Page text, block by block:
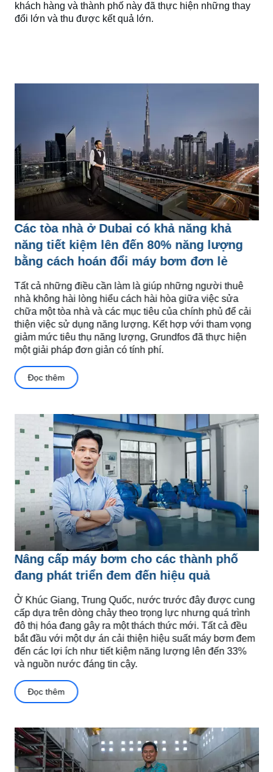
khách hàng và thành phố này đã thực hiện những thay
đổi lớn và thu được kết quả lớn.
Các tòa nhà ở Dubai có khả năng khả
năng tiết kiệm lên đến 80% năng lượng
bằng cách hoán đổi máy bơm đơn lẻ
Tất cả những điều cần làm là giúp những người thuê
nhà không hài lòng hiểu cách hài hòa giữa việc sửa
chữa một tòa nhà và các mục tiêu của chính phủ để cải
thiện việc sử dụng năng lượng. Kết hợp với tham vọng
giảm mức tiêu thụ năng lượng, Grundfos đã thực hiện
một giải pháp đơn giản có tính phí.
Đọc thêm
Nâng cấp máy bơm cho các thành phố
đang phát triển đem đến hiệu quả
Ở Khúc Giang, Trung Quốc, nước trước đây được cung
cấp dựa trên dòng chảy theo trọng lực nhưng quá trình
đô thị hóa đang gây ra một thách thức mới. Tất cả đều
bắt đầu với một dự án cải thiện hiệu suất máy bơm đem
đến các lợi ích như tiết kiệm năng lượng lên đến 33%
và nguồn nước đáng tin cậy.
Đọc thêm